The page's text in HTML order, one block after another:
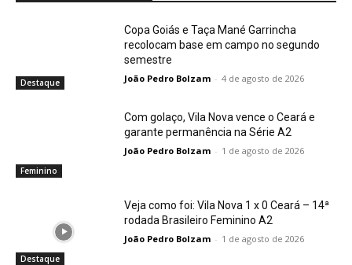
Destaque
Copa Goiás e Taça Mané Garrincha
recolocam base em campo no segundo
semestre
João Pedro Bolzam - 4 de agosto de 2026
Feminino
Com golaço, Vila Nova vence o Ceará e
garante permanência na Série A2
João Pedro Bolzam - 1 de agosto de 2026
Destaque
Veja como foi: Vila Nova 1 x 0 Ceará – 14ª
rodada Brasileiro Feminino A2
João Pedro Bolzam - 1 de agosto de 2026